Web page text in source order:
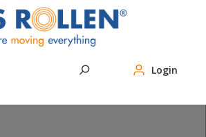
Login